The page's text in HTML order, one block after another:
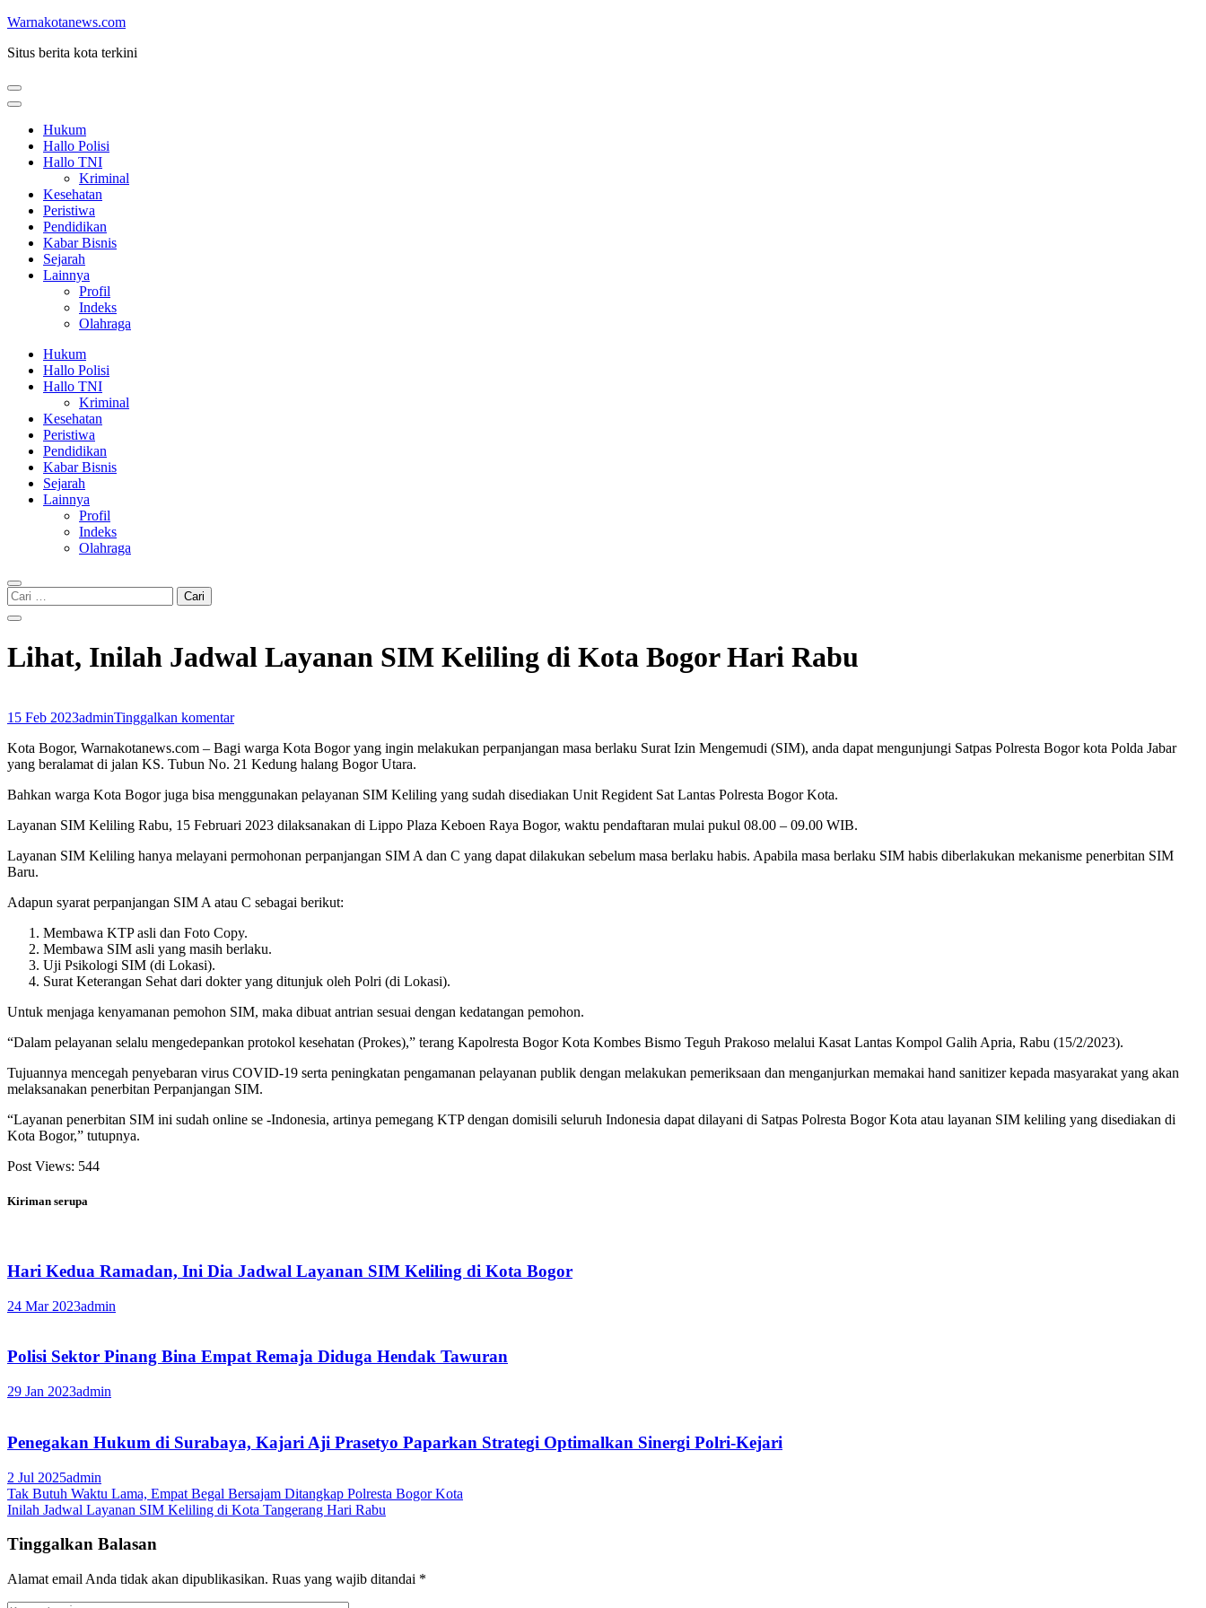
Lompat
konten
Enter)
Warnakotanews.com
Situs berita kota terkini
Hukum
Hallo Polisi
Hallo TNI
Kriminal
Kesehatan
Peristiwa
Pendidikan
Kabar Bisnis
Sejarah
Lainnya
Profil
Indeks
Olahraga
Hukum
Hallo Polisi
Hallo TNI
Kriminal
Kesehatan
Peristiwa
Pendidikan
Kabar Bisnis
Sejarah
Lainnya
Profil
Indeks
Olahraga
Cari
untuk:
Lihat, Inilah Jadwal Layanan SIM Keliling di Kota Bogor Hari Rabu
15 Feb 2023adminTinggalkan komentar
Kota Bogor, Warnakotanews.com – Bagi warga Kota Bogor yang ingin melakukan perpanjangan masa berlaku Surat Izin Mengemudi (SIM), anda dapat mengunjungi Satpas Polresta Bogor kota Polda Jabar
yang beralamat di jalan KS. Tubun No. 21 Kedung halang Bogor Utara.
Bahkan warga Kota Bogor juga bisa menggunakan pelayanan SIM Keliling yang sudah disediakan Unit Regident Sat Lantas Polresta Bogor Kota.
Layanan SIM Keliling Rabu, 15 Februari 2023 dilaksanakan di Lippo Plaza Keboen Raya Bogor, waktu pendaftaran mulai pukul 08.00 – 09.00 WIB.
Layanan SIM Keliling hanya melayani permohonan perpanjangan SIM A dan C yang dapat dilakukan sebelum masa berlaku habis. Apabila masa berlaku SIM habis diberlakukan mekanisme penerbitan SIM
Baru.
Adapun syarat perpanjangan SIM A atau C sebagai berikut:
Membawa KTP asli dan Foto Copy.
Membawa SIM asli yang masih berlaku.
Uji Psikologi SIM (di Lokasi).
Surat Keterangan Sehat dari dokter yang ditunjuk oleh Polri (di Lokasi).
Untuk menjaga kenyamanan pemohon SIM, maka dibuat antrian sesuai dengan kedatangan pemohon.
“Dalam pelayanan selalu mengedepankan protokol kesehatan (Prokes),” terang Kapolresta Bogor Kota Kombes Bismo Teguh Prakoso melalui Kasat Lantas Kompol Galih Apria, Rabu (15/2/2023).
Tujuannya mencegah penyebaran virus COVID-19 serta peningkatan pengamanan pelayanan publik dengan melakukan pemeriksaan dan menganjurkan memakai hand sanitizer kepada masyarakat yang akan
melaksanakan penerbitan Perpanjangan SIM.
“Layanan penerbitan SIM ini sudah online se -Indonesia, artinya pemegang KTP dengan domisili seluruh Indonesia dapat dilayani di Satpas Polresta Bogor Kota atau layanan SIM keliling yang disediakan di
Kota Bogor,” tutupnya.
Post Views: 544
Kiriman serupa
Hari Kedua Ramadan, Ini Dia Jadwal Layanan SIM Keliling di Kota Bogor
24 Mar 2023admin
Polisi Sektor Pinang Bina Empat Remaja Diduga Hendak Tawuran
29 Jan 2023admin
Penegakan Hukum di Surabaya, Kajari Aji Prasetyo Paparkan Strategi Optimalkan Sinergi Polri-Kejari
2 Jul 2025admin
Navigasi
pos
Tak Butuh Waktu Lama, Empat Begal Bersajam Ditangkap Polresta Bogor Kota
Inilah Jadwal Layanan SIM Keliling di Kota Tangerang Hari Rabu
Tinggalkan Balasan
Alamat email Anda tidak akan dipublikasikan. Ruas yang wajib ditandai *